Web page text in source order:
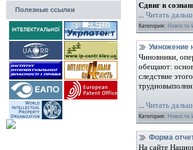
Полезные ссылки
Сдвиг в
... Читать
Категория: Новости
Умножение
Чиновники,
обещают:
следствие
... Читать
Категория: Новости
Форма
На сайте